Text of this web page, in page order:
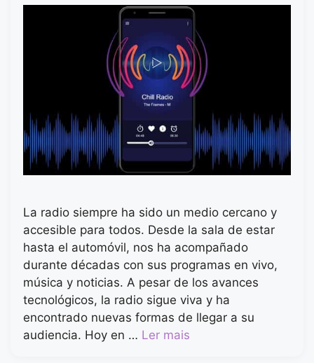
La radio siempre ha sido un medio cercano y
accesible para todos. Desde la sala de estar
hasta el automóvil, nos ha acompañado
durante décadas con sus programas en vivo,
música y noticias. A pesar de los avances
tecnológicos, la radio sigue viva y ha
encontrado nuevas formas de llegar a su
audiencia. Hoy en … Ler mais